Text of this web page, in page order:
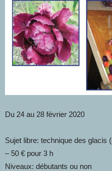
Du 24 au 28 février 2020
Sujet libre: technique des glacis
– 50 € pour 3 h
Niveaux: débutants ou non